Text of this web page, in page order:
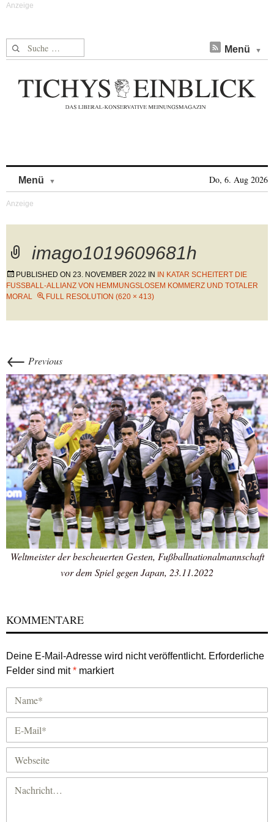
Suche nach: Menü
Menü Do, 6. Aug 2026
imago1019609681h
PUBLISHED ON 23. NOVEMBER 2022 IN
IN KATAR SCHEITERT DIE
FUSSBALL-ALLIANZ VON HEMMUNGSLOSEM KOMMERZ UND TOTALER M
ORAL
FULL RESOLUTION (620 × 413)
← Previous
Weltmeister der bescheuerten Gesten, Fußballnationalmannschaft
vor dem Spiel gegen Japan, 23.11.2022
KOMMENTARE
Deine E-Mail-Adresse wird nicht veröffentlicht. Erforderliche
Felder sind mit* markiert